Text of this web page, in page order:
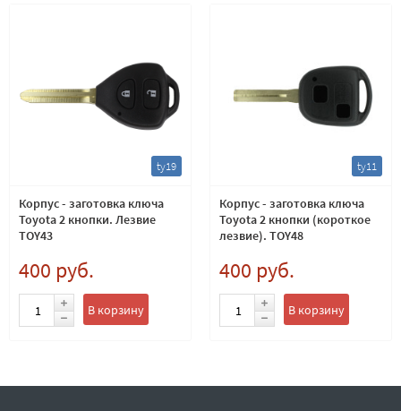
ty19
Корпус - заготовка ключа
Toyota 2 кнопки. Лезвие
TOY43
400 руб.
В корзину
ty11
Корпус - заготовка ключа
Toyota 2 кнопки (короткое
лезвие). TOY48
400 руб.
В корзину